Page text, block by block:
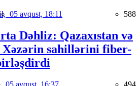
05 avqust, 18:11 588
Dəhliz: Qazaxıstan və
Xəzərin sahillərini fiber-
05 avqust, 16:37 494